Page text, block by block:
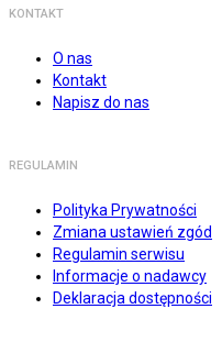
KONTAKT
O nas
Kontakt
Napisz do nas
REGULAMIN
Polityka Prywatności
Zmiana ustawień zgód
Regulamin serwisu
Informacje o nadawcy
Deklaracja dostępności